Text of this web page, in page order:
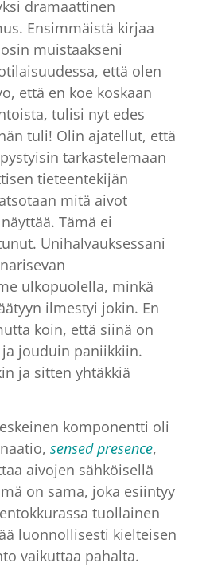
dramaattinen
Ensimmäistä kirjaa
muistaakseni
että olen
että en koe koskaan
tulisi nyt edes
tuli! Olin ajatellut, että
tarkastelemaan
tieteentekijän
mitä aivot
Tämä ei
Unihalvauksessani
ulkopuolella, minkä
ilmestyi jokin. En
koin, että siinä on
jouduin paniikkiin.
ja sitten yhtäkkiä
komponentti oli
sensed presence,
aivojen sähköisellä
on sama, joka esiintyy
tuollainen
luonnollisesti kielteisen
vaikuttaa pahalta.